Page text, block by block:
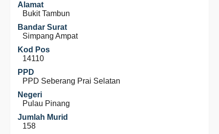
Alamat
Bukit Tambun
Bandar Surat
Simpang Ampat
Kod Pos
14110
PPD
PPD Seberang Prai Selatan
Negeri
Pulau Pinang
Jumlah Murid
158